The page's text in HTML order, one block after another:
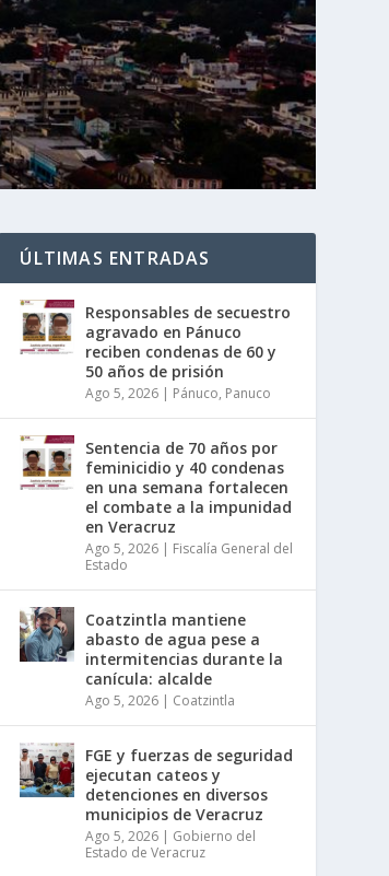
ÚLTIMAS ENTRADAS
Responsables de secuestro
agravado en Pánuco
reciben condenas de 60 y
50 años de prisión
Ago 5, 2026 | Pánuco, Panuco
Sentencia de 70 años por
feminicidio y 40 condenas
en una semana fortalecen
el combate a la impunidad
en Veracruz
Ago 5, 2026 | Fiscalía General del
Estado
Coatzintla mantiene
abasto de agua pese a
intermitencias durante la
canícula: alcalde
Ago 5, 2026 | Coatzintla
FGE y fuerzas de seguridad
ejecutan cateos y
detenciones en diversos
municipios de Veracruz
Ago 5, 2026 | Gobierno del
Estado de Veracruz